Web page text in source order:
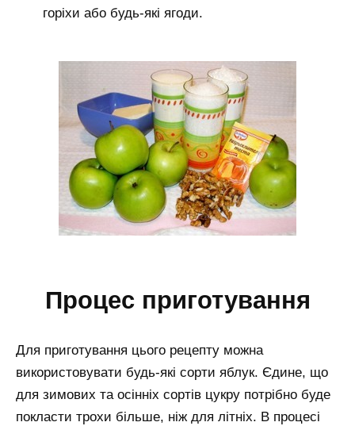
горіхи або будь-які ягоди.
процес приготування
Для приготування цього рецепту можна
використовувати будь-які сорти яблук. Єдине, що
для зимових та осінніх сортів цукру потрібно буде
покласти трохи більше, ніж для літніх. В процесі